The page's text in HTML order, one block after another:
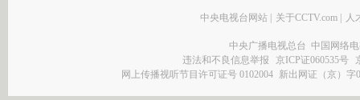
中央电视台网站 | 关于CCTV.com | 人
中央广播电视总台 中国网络
违法和不良信息举报
京ICP证060535号
网上传播视听节目许可证号 0102004 新出网证（京）